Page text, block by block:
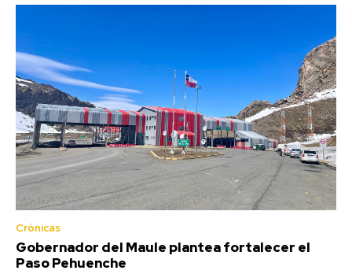
Crónicas
Gobernador del Maule plantea fortalecer el
Paso Pehuenche